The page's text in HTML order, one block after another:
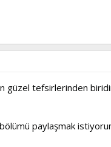
güzel tefsirlerinden
paylaşmak